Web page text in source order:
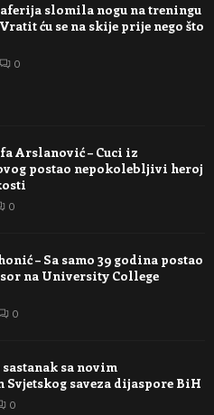
slomila nogu na treningu
ću se na skije prije nego što
0
Arslanović – Cuci iz
postao nepokolebljivi heroj
0
– Sa samo 39 godina postao
na University College
0
sa novim
Svjetskog saveza dijaspore BiH
0